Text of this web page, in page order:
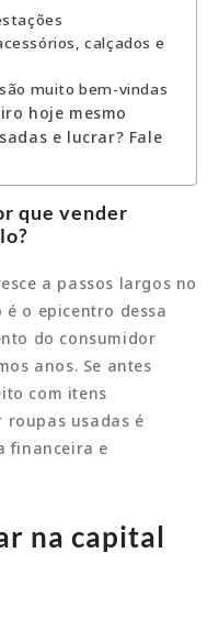
calçados e
muito bem-vindas
hoje mesmo
e lucrar? Fale
que vender
a passos largos no
é o epicentro dessa
do consumidor
anos. Se antes
com itens
roupas usadas é
financeira e
na capital